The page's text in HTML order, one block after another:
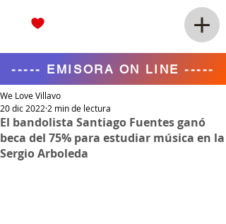
----- EMISORA ON LINE -----
El bandolista Santiago Fuentes ganó
beca del 75% para estudiar música en la
Sergio Arboleda
We Love Villavo
20 dic 2022 2 min de lectura